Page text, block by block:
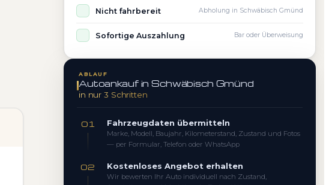
Nicht fahrbereit Abholung in Schwäbisch Gmünd
Sofortige Auszahlung Bar oder Überweisung
ABLAUF
Autoankauf in Schwäbisch Gmünd
in nur 3 Schritten
01 Fahrzeugdaten übermitteln
Marke, Modell, Baujahr, Kilometerstand, Zustand und Fotos
— per Formular, Telefon oder WhatsApp
02 Kostenloses Angebot erhalten
Wir bewerten Ihr Auto individuell nach Zustand,